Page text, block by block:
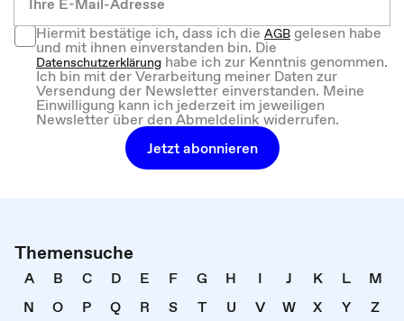
Hiermit bestätige ich, dass ich dieAGBgelesen habe
und mit ihnen einverstanden bin. Die
Datenschutzerklärung habe ich zur Kenntnis genommen.
Ich bin mit der Verarbeitung meiner Daten zur
Versendung der Newsletter einverstanden. Meine
Einwilligung kann ich jederzeit im jeweiligen
Newsletter über den Abmeldelink widerrufen.
Jetzt abonnieren
Themensuche
A B C D E F G H I J K L
M
N
O P Q R S T U V W X Y
Z